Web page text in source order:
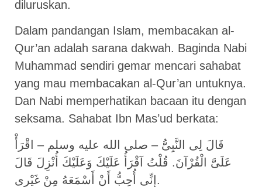
diluruskan.
Dalam pandangan Islam, membacakan al-
Qur’an adalah sarana dakwah. Baginda Nabi
Muhammad sendiri gemar mencari sahabat
yang mau membacakan al-Qur’an untuknya.
Dan Nabi memperhatikan bacaan itu dengan
seksama. Sahabat Ibn Mas’ud berkata:
قَالَ لِى النَّبِىُّ – صلى الله عليه وسلم – اقْرَأْ
عَلَىَّ الْقُرْآنَ. قُلْتُ آقْرَأُ عَلَيْكَ وَعَلَيْكَ أُنْزِلَ قَالَ
إِنِّى أُحِبُّ أَنْ أَسْمَعَهُ مِنْ غَيْرِى.